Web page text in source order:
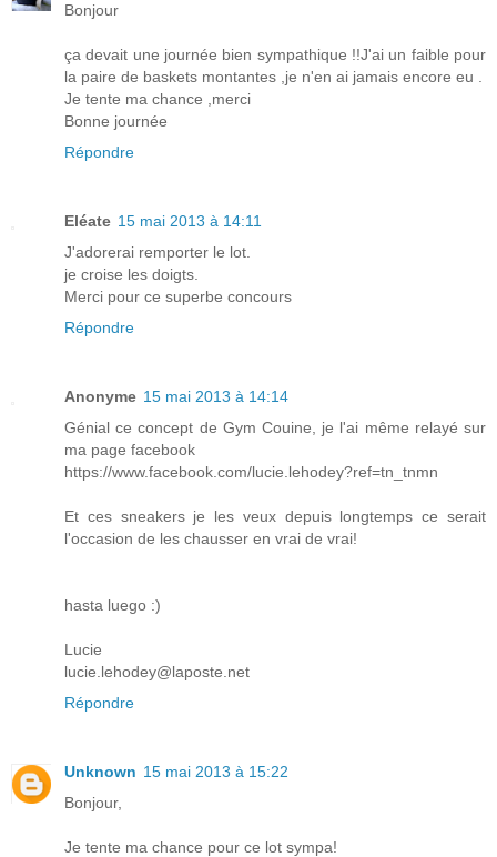
Bonjour
ça devait une journée bien sympathique !!J'ai un faible pour
la paire de baskets montantes ,je n'en ai jamais encore eu .
Je tente ma chance ,merci
Bonne journée
Répondre
Eléate 15 mai 2013 à 14:11
J'adorerai remporter le lot.
je croise les doigts.
Merci pour ce superbe concours
Répondre
Anonyme 15 mai 2013 à 14:14
Génial ce concept de Gym Couine, je l'ai même relayé sur
ma page facebook
https://www.facebook.com/lucie.lehodey?ref=tn_tnmn
Et ces sneakers je les veux depuis longtemps ce serait
l'occasion de les chausser en vrai de vrai!
hasta luego :)
Lucie
lucie.lehodey@laposte.net
Répondre
Unknown 15 mai 2013 à 15:22
Bonjour,
Je tente ma chance pour ce lot sympa!